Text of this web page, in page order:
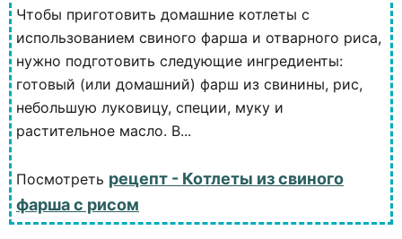
Чтобы приготовить домашние котлеты с
использованием свиного фарша и отварного риса,
нужно подготовить следующие ингредиенты:
готовый (или домашний) фарш из свинины, рис,
небольшую луковицу, специи, муку и
растительное масло. В...
Посмотреть рецепт - Котлеты из свиного
фарша с рисом